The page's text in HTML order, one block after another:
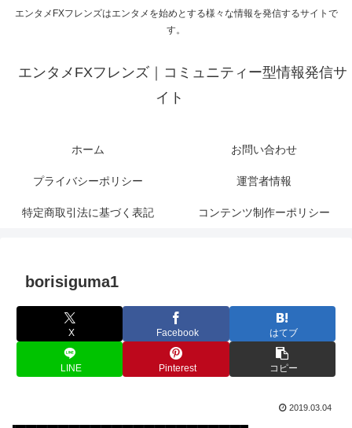
エンタメFXフレンズはエンタメを始めとする様々な情報を発信するサイトで
す。
エンタメFXフレンズ｜コミュニティー型情報発信サ
イト
ホーム お問い合わせ
プライバシーポリシー 運営者情報
特定商取引法に基づく表記 コンテンツ制作ーポリシー
borisiguma1
X Facebook はてブ
LINE Pinterest コピー
2019.03.04